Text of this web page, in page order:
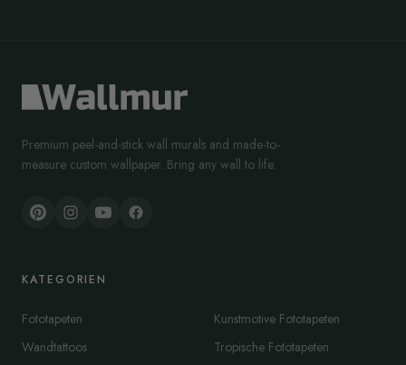
Premium peel-and-stick wall murals and made-to-
measure custom wallpaper. Bring any wall to life.
KATEGORIEN
Fototapeten
Wandtattoos
Kunstmotive Fototapeten
Tropische Fototapeten